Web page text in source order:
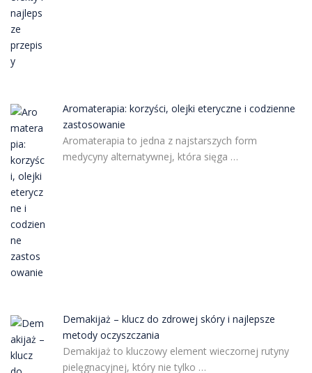
Aromaterapia: korzyści, olejki eteryczne i codzienne
zastosowanie
Aromaterapia to jedna z najstarszych form
medycyny alternatywnej, która sięga …
Demakijaż – klucz do zdrowej skóry i najlepsze
metody oczyszczania
Demakijaż to kluczowy element wieczornej rutyny
pielęgnacyjnej, który nie tylko …